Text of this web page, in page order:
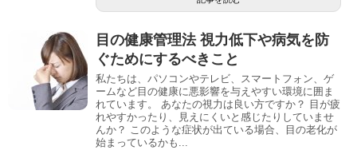
目の健康管理法 視力低下や病気を防
ぐためにするべきこと
私たちは、パソコンやテレビ、スマートフォン、ゲ
ームなど目の健康に悪影響を与えやすい環境に囲ま
れています。 あなたの視力は良い方ですか？ 目が疲
れやすかったり、見えにくいと感じたりしていませ
んか？ このような症状が出ている場合、目の老化が
始まっているかも...